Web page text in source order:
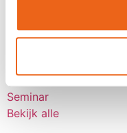
Klantevent
Kick-OFF
Seminar
Bekijk alle